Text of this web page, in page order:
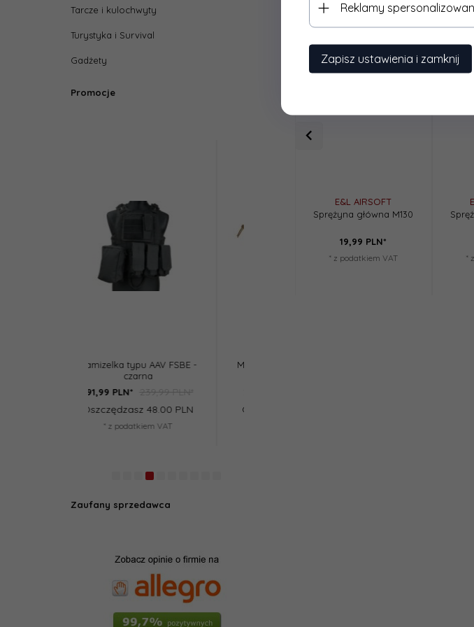
Tarcze i kulochwyty
Turystyka i Survival
Gadżety
Promocje
Mała torba zrzutowa - TAN
23,99 PLN* 29,99 PLN*
Oszczędzasz 6.00 PLN
* z podatkiem VAT
Zaufany sprzedawca
E&L AIRSOFT
Sprężyna główna M130
19,99 PLN*
* z podatkiem VAT *
Reklamy
Zapisz ustawienia i zamknij